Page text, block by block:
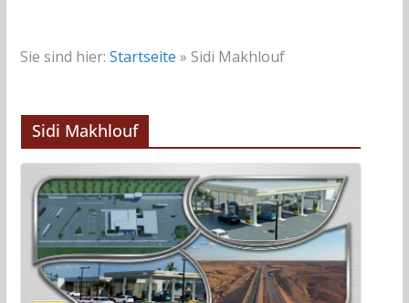
Sie sind hier: Startseite » Sidi Makhlouf
Sidi Makhlouf